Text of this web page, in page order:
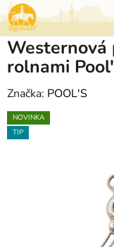
Přejít
na
obsah
Westernová
rolnami
Značka: POOL'S
NOVINKA
TIP